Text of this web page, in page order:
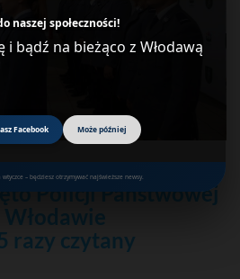
naszej społeczności!
bądź na bieżąco z Włodawą
Facebook Może później
– będziesz otrzymywać najświeższe newsy.
10
Policji Państwowej
Włodawie
razy czytany